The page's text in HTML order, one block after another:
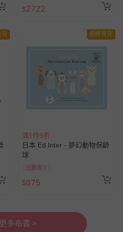
$2722
完 即將售完
滿1件9折
日本 Ed.Inter - 夢幻動物保齡
球
已售出 7
$875
多布書 >